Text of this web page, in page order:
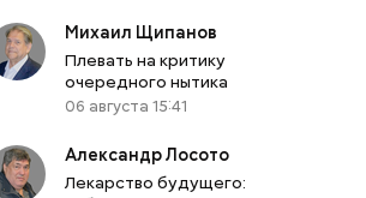
Михаил Щипанов
Плевать на критику
очередного нытика
06 августа 15:41
Александр Лосото
Лекарство будущего: